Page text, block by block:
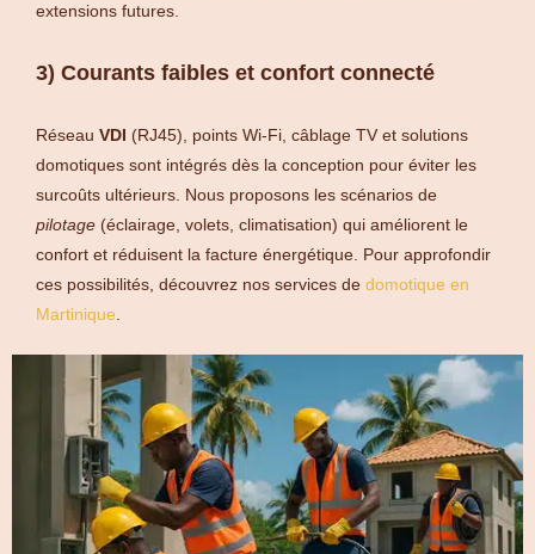
extensions futures.
3) Courants faibles et confort connecté
Réseau VDI (RJ45), points Wi‑Fi, câblage TV et solutions
domotiques sont intégrés dès la conception pour éviter les
surcoûts ultérieurs. Nous proposons les scénarios de
pilotage (éclairage, volets, climatisation) qui améliorent le
confort et réduisent la facture énergétique. Pour approfondir
ces possibilités, découvrez nos services de domotique en
Martinique.